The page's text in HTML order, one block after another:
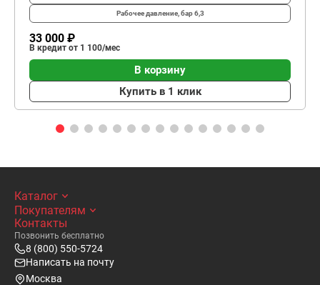
Рабочее давление, бар6,3
33 000 ₽
В кредит от 1 100/мес
В корзину
Купить в 1 клик
Каталог
Покупателям
Контакты
Позвонить бесплатно
8 (800) 550-5724
Написать на почту
Москва